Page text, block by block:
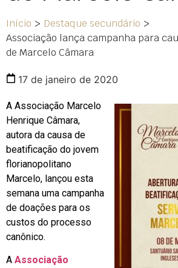
Início > Destaque secundário >
Associação lança campanha para
de Marcelo Câmara
17 de janeiro de 2020
A Associação Marcelo
Henrique Câmara,
autora da causa de
beatificação do jovem
florianopolitano
Marcelo, lançou esta
semana uma campanha
de doações para os
custos do processo
canônico.
A Associação